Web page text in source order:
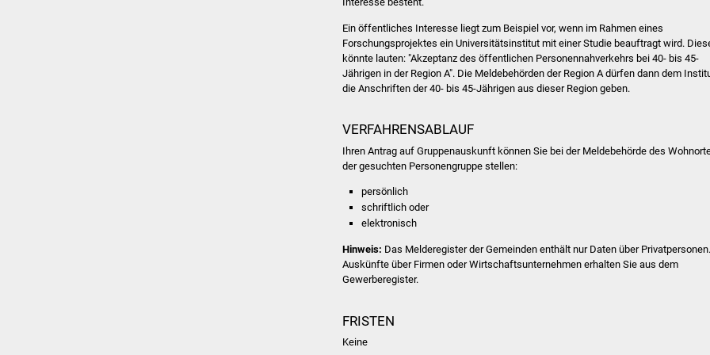
Ein öffentliches Interesse liegt zum Beispiel vor, wenn im Rahmen eines
Forschungsprojektes ein Universitätsinstitut mit einer Studie beauftragt wird.
könnte lauten: "Akzeptanz des öffentlichen Personennahverkehrs bei 40- bis 45-
Jährigen in der Region A". Die Meldebehörden der Region A dürfen dann dem
die Anschriften der 40- bis 45-Jährigen aus dieser Region geben.
VERFAHRENSABLAUF
Ihren Antrag auf Gruppenauskunft können Sie bei der Meldebehörde des
der gesuchten Personengruppe stellen:
persönlich
schriftlich oder
elektronisch
Hinweis: Das Melderegister der Gemeinden enthält nur Daten über Privatpersonen.
Auskünfte über Firmen oder Wirtschaftsunternehmen erhalten Sie aus dem
Gewerberegister.
FRISTEN
Keine